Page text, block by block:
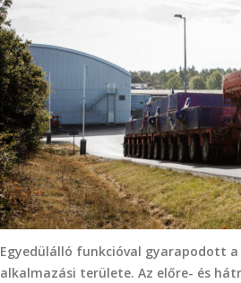
Egyedülálló funkcióval gyarapodott
alkalmazási területe. Az előre- és